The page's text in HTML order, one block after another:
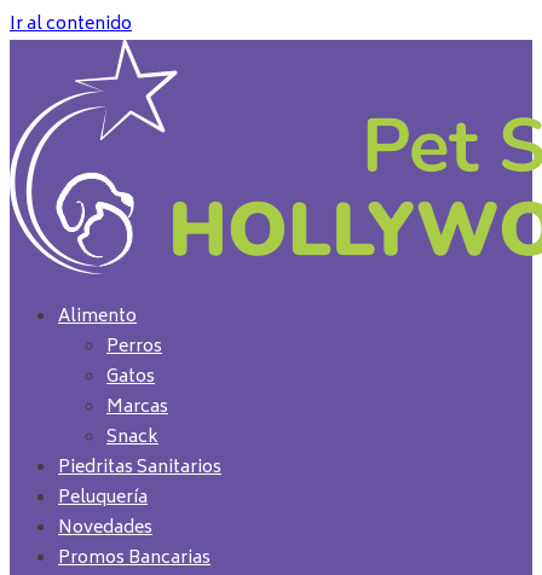
Ir al contenido
Alimento
Perros
Gatos
Marcas
Snack
Piedritas Sanitarios
Peluquería
Novedades
Promos Bancarias